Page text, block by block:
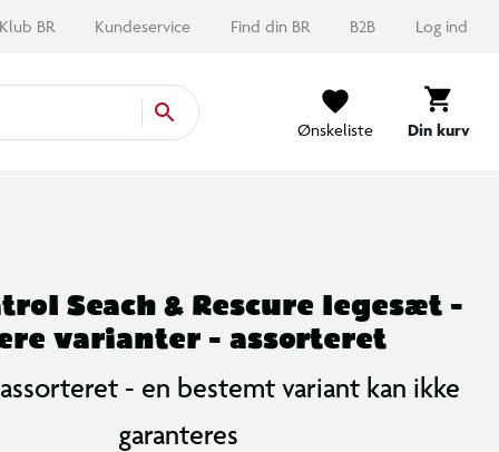
Klub BR Kundeservice Find din BR B2B Log ind
Ønskeliste Din kurv
Seach & Rescure legesæt -
varianter - assorteret
- en bestemt variant kan ikke
garanteres